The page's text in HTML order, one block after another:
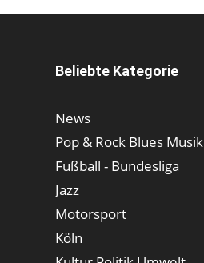
Beliebte Kategorie
News
Pop & Rock Blues Musik
Fußball - Bundesliga
Jazz
Motorsport
Köln